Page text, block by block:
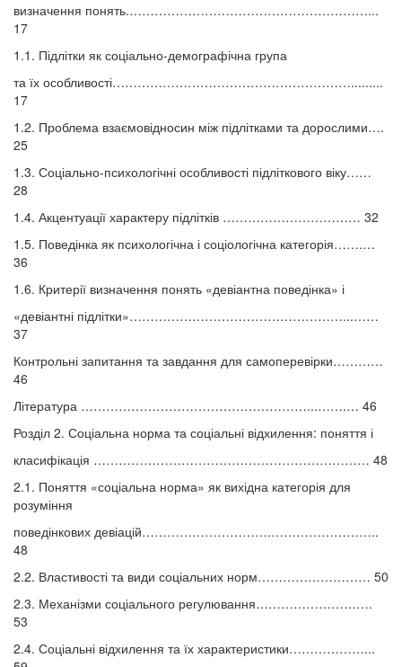
визначення понять.…………………………………………………...
17
1.1. Підлітки як соціально-демографічна група
та їх особливості………………………………………………….........
17
1.2. Проблема взаємовідносин між підлітками та дорослими….
25
1.3. Соціально-психологічні особливості підліткового віку……
28
1.4. Акцентуації характеру підлітків …………………………… 32
1.5. Поведінка як психологічна і соціологічна категорія…….…
36
1.6. Критерії визначення понять «девіантна поведінка» і
«девіантні підлітки»……………………………………………...……
37
Контрольні запитання та завдання для самоперевірки…………
46
Література ………………………………………………...…….… 46
Розділ 2. Соціальна норма та соціальні відхилення: поняття і
класифікація ………………………………………………………… 48
2.1. Поняття «соціальна норма» як вихідна категорія для
розуміння
поведінкових девіацій………………………….……………………..
48
2.2. Властивості та види соціальних норм……………………… 50
2.3. Механізми соціального регулювання……………………….
53
2.4. Соціальні відхилення та їх характеристики………………...